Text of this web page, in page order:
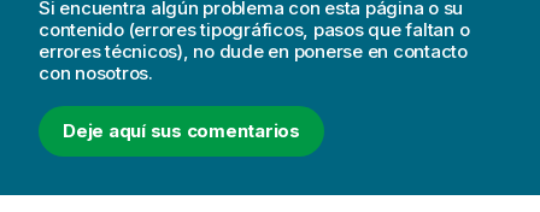
Si encuentra algún problema con esta página o su
contenido (errores tipográficos, pasos que faltan o
errores técnicos), no dude en ponerse en contacto
con nosotros.
Deje aquí sus comentarios